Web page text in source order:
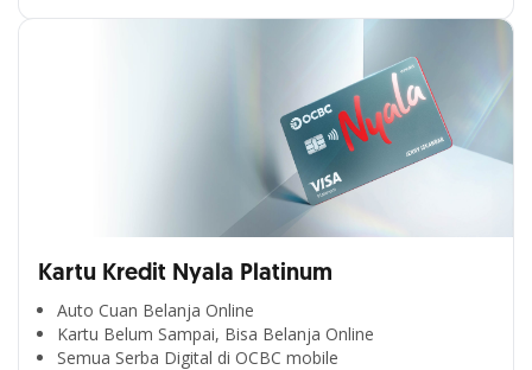
Kartu Kredit Nyala Platinum
Auto Cuan Belanja Online
Kartu Belum Sampai, Bisa Belanja Online
Semua Serba Digital di OCBC mobile